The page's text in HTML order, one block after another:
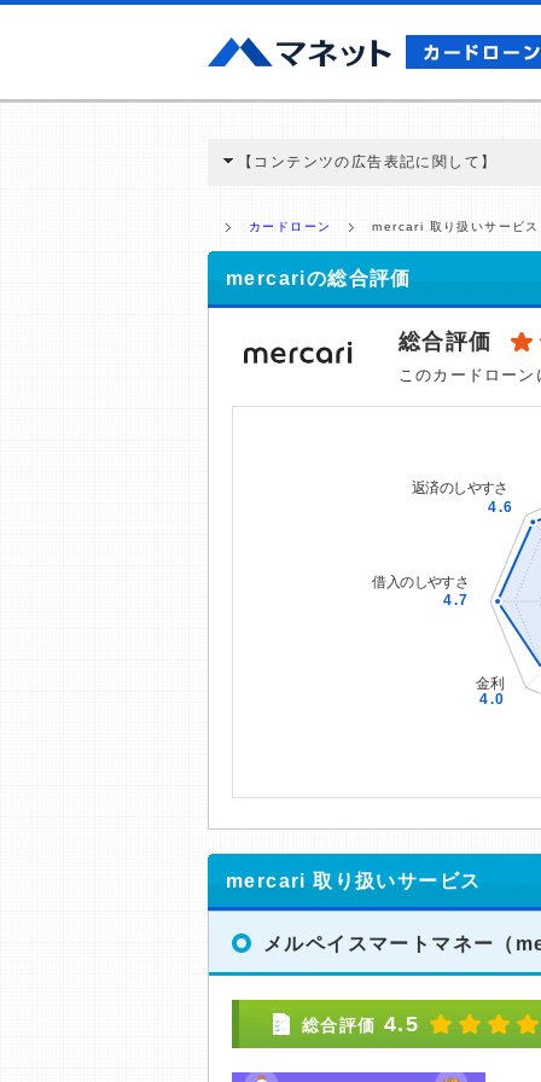
【コンテンツの広告表記に関して】
ミ収集などに基づき、公平性を担保した情
>提携企業一覧
カードローン mercari 取り扱いサービス
mercariの総合評価
総合評価
このカードロー
mercari 取り扱いサービス
メルペイスマートマネー （
総合評価 4.5